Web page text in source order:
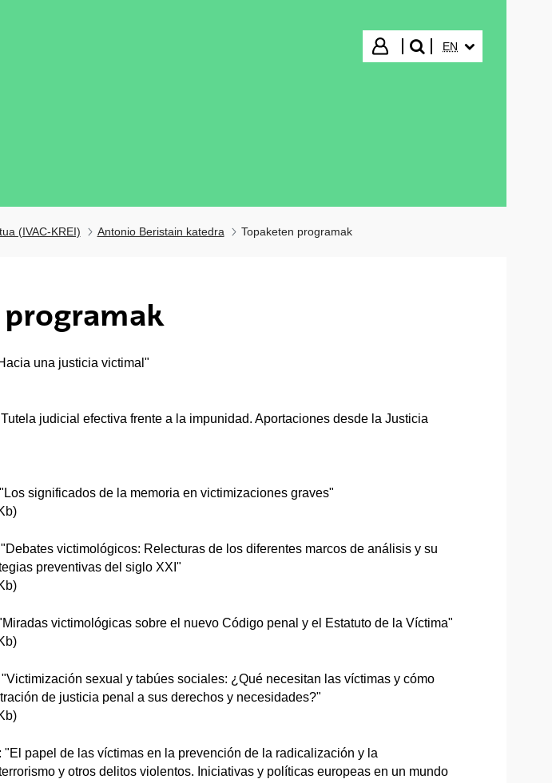
Login
search"
EN
(IVAC-KREI) Antonio Beristain katedra Topaketen programak
una justicia victimal"
judicial efectiva frente a la impunidad. Aportaciones desde la Justicia
"Los significados de la memoria en victimizaciones graves"
"Debates victimológicos: Relecturas de los diferentes marcos de análisis y su
preventivas del siglo XXI"
victimológicas sobre el nuevo Código penal y el Estatuto de la Víctima"
sexual y tabúes sociales: ¿Qué necesitan las víctimas y cómo
de justicia penal a sus derechos y necesidades?"
"El papel de las víctimas en la prevención de la radicalización y la
y otros delitos violentos. Iniciativas y políticas europeas en un mundo